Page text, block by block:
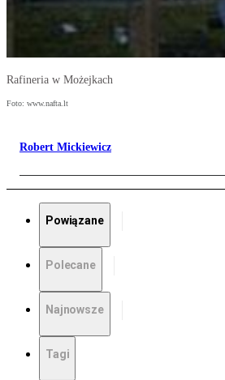
Rafineria w Możejkach
Foto: www.nafta.lt
Robert Mickiewicz
Powiązane
Polecane
Najnowsze
Tagi